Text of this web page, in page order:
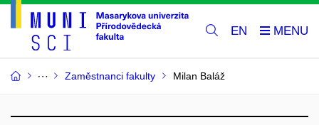
EN
Zaměstnanci fakulty Milan Baláž